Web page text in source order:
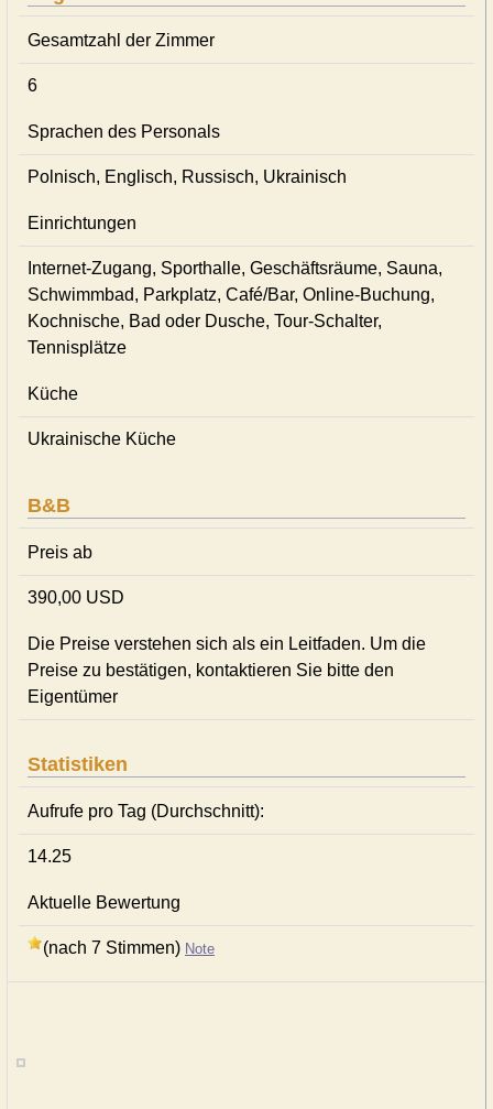
Gesamtzahl der Zimmer
6
Sprachen des Personals
Polnisch, Englisch, Russisch, Ukrainisch
Einrichtungen
Internet-Zugang, Sporthalle, Geschäftsräume, Sauna,
Schwimmbad, Parkplatz, Café/Bar, Online-Buchung,
Kochnische, Bad oder Dusche, Tour-Schalter,
Tennisplätze
Küche
Ukrainische Küche
B&B
Preis ab
390,00 USD
Die Preise verstehen sich als ein Leitfaden. Um die
Preise zu bestätigen, kontaktieren Sie bitte den
Eigentümer
Statistiken
Aufrufe pro Tag (Durchschnitt):
14.25
Aktuelle Bewertung
(nach 7 Stimmen) Note